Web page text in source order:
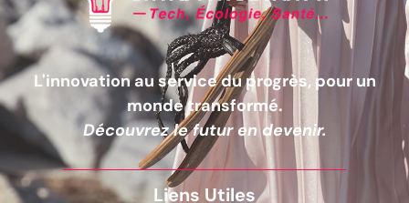
L'innovation au service du progrès, pour un
monde transformé.
Découvrez le futur en devenir.
Liens Utiles